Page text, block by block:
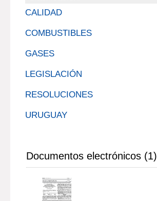
CALIDAD
COMBUSTIBLES
GASES
LEGISLACIÓN
RESOLUCIONES
URUGUAY
Documentos electrónicos (1)